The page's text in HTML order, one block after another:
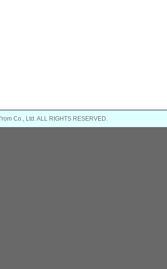
Co., Ltd. ALL RIGHTS RESERVED.